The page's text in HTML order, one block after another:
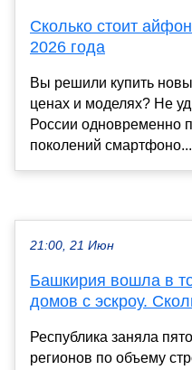
Сколько стоит
2026 года
Вы решили купить
ценах и моделях? Не
России одновременно
поколений смартфоно...
21:00, 21 Июн
Башкирия вошла в
домов с эскроу.
Республика заняла
регионов по объему